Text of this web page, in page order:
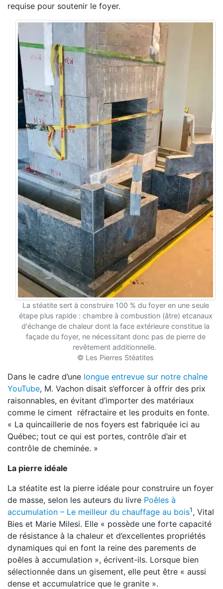
requise pour soutenir le foyer.
La stéatite sert à construire 100 % du foyer en une seule
étape plus rapide : chambre à combustion (âtre) etcanaux
d'échange de chaleur dont la face extérieure constitue la
façade du foyer, ne nécessitant donc pas de pierre de
revêtement additionnelle.
© Les Pierres Stéatites
Dans le cadre d’une longue entrevue sur notre chaîne
YouTube, M. Vachon disait s’efforcer à offrir des prix
raisonnables, en évitant d’importer des matériaux
comme le ciment réfractaire et les produits en fonte.
« La quincaillerie de nos foyers est fabriquée ici au
Québec; tout ce qui est portes, contrôle d’air et
contrôle de cheminée. »
La pierre idéale
La stéatite est la pierre idéale pour construire un foyer
de masse, selon les auteurs du livre Poêles à
accumulation – Le meilleur du chauffage au bois1 , Vital
Bies et Marie Milesi. Elle « possède une forte capacité
de résistance à la chaleur et d’excellentes propriétés
dynamiques qui en font la reine des parements de
poêles à accumulation », écrivent-ils. Lorsque bien
sélectionnée dans un gisement, elle peut être « aussi
dense et accumulatrice que le granite ».